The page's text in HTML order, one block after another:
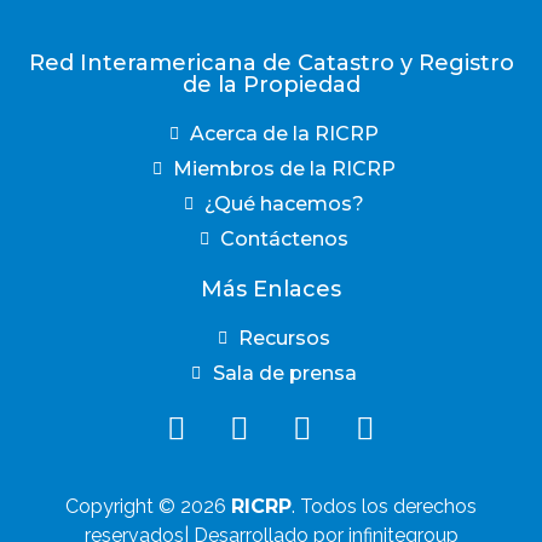
Red Interamericana de Catastro y Registro
de la Propiedad
Acerca de la RICRP
Miembros de la RICRP
¿Qué hacemos?
Contáctenos
Más Enlaces
Recursos
Sala de prensa
Copyright © 2026 RICRP. Todos los derechos
reservados| Desarrollado por infinitegroup